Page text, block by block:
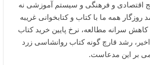
اقتصادی و فرهنگی و سیستم آموزشی نه
روزگار همه ما با کتاب و کتابخوانی غریبه
سرانه مطالعه، نرخ پایین خرید کتاب
رشد قارچ گونه کتاب روانشاسی زرد
بر این مدعاست.